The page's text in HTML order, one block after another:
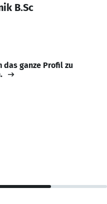
B.Sc
das ganze Profil zu